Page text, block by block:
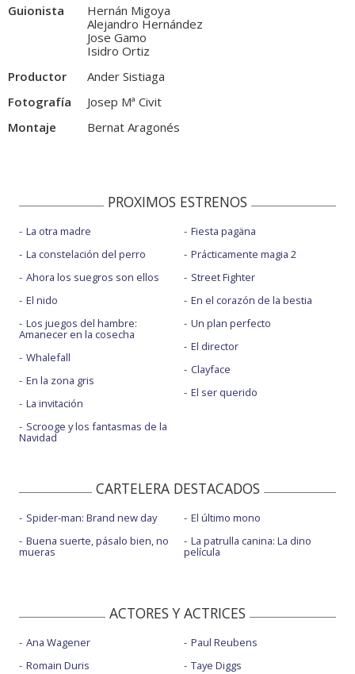
Guionista
Hernán Migoya
Alejandro Hernández
Jose Gamo
Isidro Ortiz
Productor
Ander Sistiaga
Fotografía
Josep Mª Civit
Montaje
Bernat Aragonés
PROXIMOS ESTRENOS
La otra madre
La constelación del perro
Ahora los suegros son ellos
El nido
Los juegos del hambre:
Amanecer en la cosecha
Whalefall
En la zona gris
La invitación
Scrooge y los fantasmas de la
Navidad
Fiesta pagäna
Prácticamente magia 2
Street Fighter
En el corazón de la bestia
Un plan perfecto
El director
Clayface
El ser querido
CARTELERA DESTACADOS
Spider-man: Brand new day
Buena suerte, pásalo bien, no
mueras
El último mono
La patrulla canina: La dino
película
ACTORES Y ACTRICES
Ana Wagener
Romain Duris
Paul Reubens
Taye Diggs